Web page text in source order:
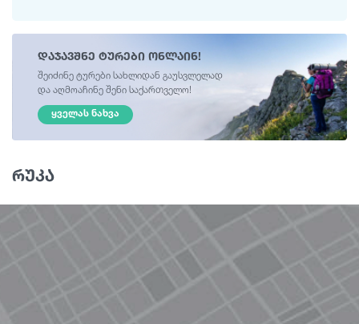
დაჯავშნე ტურები ონლაინ!
შეიძინე ტურები სახლიდან გაუსვლელად
და აღმოაჩინე შენი საქართველო!
ᲧᲕᲔᲚᲐᲡ ᲜᲐᲮᲕᲐ
რუკა